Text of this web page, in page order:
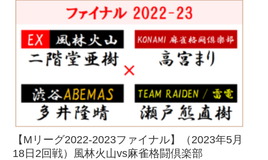
【Mリーグ2022-2023ファイナル】（2023年5月
18日2回戦）風林火山vs麻雀格闘倶楽部